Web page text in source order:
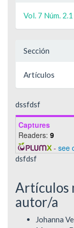
Vol. 7 Núm.
Sección
Artículos
dssfdsf
Captures
Readers: 9
- see
dsfdsf
Artículos
autor/a
Johanna